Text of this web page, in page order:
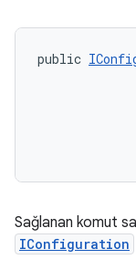
public
Sağlanan komut
IConfiguration